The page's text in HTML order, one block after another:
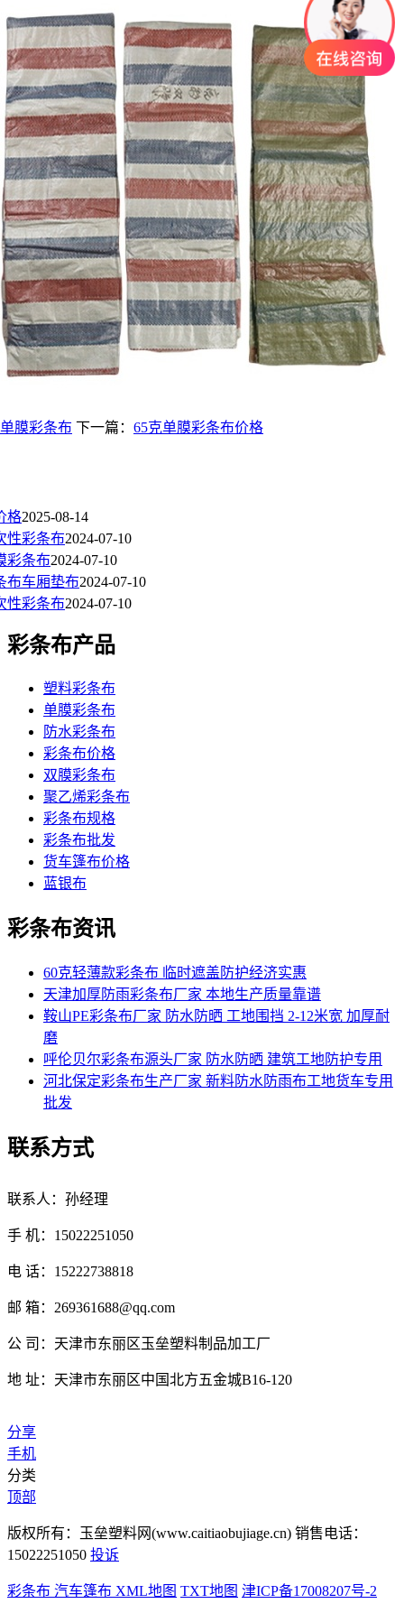
膜彩条布 下一篇： 65克单膜彩条布价格
格2025-08-14
性彩条布2024-07-10
彩条布2024-07-10
布车厢垫布2024-07-10
性彩条布2024-07-10
彩条布产品
塑料彩条布
单膜彩条布
防水彩条布
彩条布价格
双膜彩条布
聚乙烯彩条布
彩条布规格
彩条布批发
货车篷布价格
蓝银布
彩条布资讯
60克轻薄款彩条布 临时遮盖防护经济实惠
天津加厚防雨彩条布厂家 本地生产质量靠谱
鞍山PE彩条布厂家 防水防晒 工地围挡 2-12米宽 加厚耐
磨
呼伦贝尔彩条布源头厂家 防水防晒 建筑工地防护专用
河北保定彩条布生产厂家 新料防水防雨布工地货车专用
批发
联系方式
联系人：孙经理
手 机：15022251050
电 话：15222738818
邮 箱：269361688@qq.com
公 司：天津市东丽区玉垒塑料制品加工厂
地 址：天津市东丽区中国北方五金城B16-120
分享
手机
分类
顶部
版权所有：玉垒塑料网(www.caitiaobujiage.cn) 销售电话：
15022251050 投诉
彩条布 汽车篷布 XML地图 TXT地图 津ICP备17008207号-2